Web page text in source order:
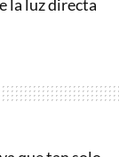
la luz directa